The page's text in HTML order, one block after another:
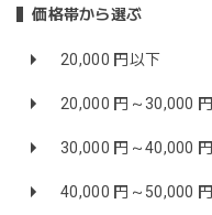
価格帯から選ぶ
20,000 円以下
20,000 円～30,000 円
30,000 円～40,000 円
40,000 円～50,000 円